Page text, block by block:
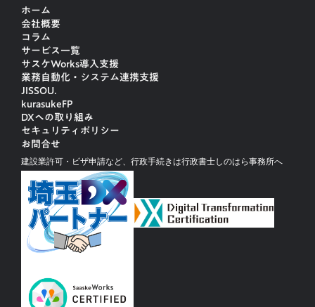
ホーム
会社概要
コラム
サービス一覧
サスケWorks導入支援
業務自動化・システム連携支援
JISSOU.
kurasukeFP
DXへの取り組み
セキュリティポリシー
お問合せ
建設業許可・ビザ申請など、行政手続きは行政書士しのはら事務所へ